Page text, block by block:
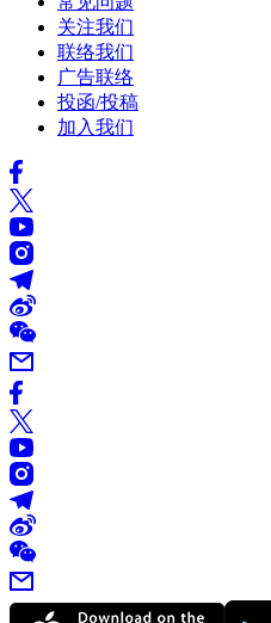
关注我们
联络我们
广告联络
投函/投稿
加入我们